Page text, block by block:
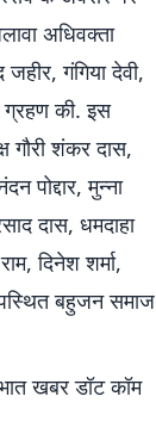
अधिवक्ता
गंगिया देवी,
ग्रहण की. इस
गौरी शंकर दास,
पोद्दार, मुन्ना
दास, धमदाहा
दिनेश शर्मा,
बहुजन समाज
खबर डॉट कॉम